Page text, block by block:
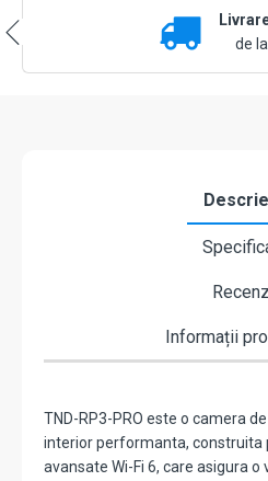
de
Informații
TND-RP3-PRO este o camera
interior performanta, construita
avansate Wi-Fi 6, care asigura